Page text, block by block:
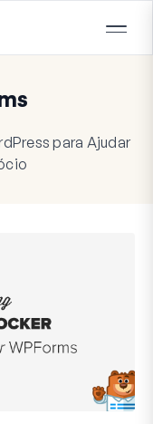
para Ajudar